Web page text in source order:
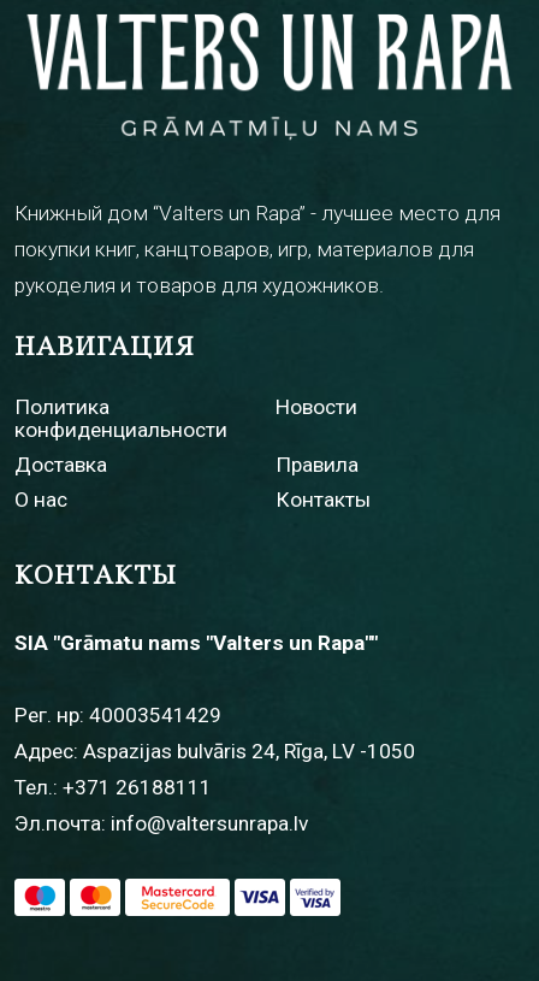
Книжный дом “Valters un Rapa” - лучшее место для
покупки книг, канцтоваров, игр, материалов для
рукоделия и товаров для художников.
НАВИГАЦИЯ
Политика
конфиденциальности
Новости
Доставка
Правила
О нас
Контакты
КОНТАКТЫ
SIA "Grāmatu nams "Valters un Rapa""
Рег. нр: 40003541429
Адрес: Aspazijas bulvāris 24, Rīga, LV -1050
Тел.: +371 26188111
Эл.почта: info@valtersunrapa.lv